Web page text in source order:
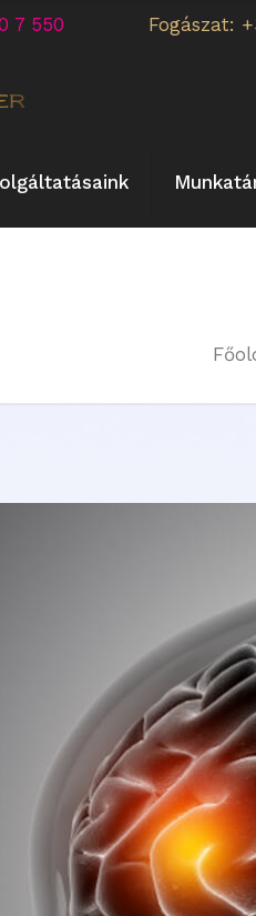
7 550 Fogászat: